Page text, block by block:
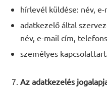
hírlevél küldése: név, e-
adatkezelő által
név, e-mail cím,
személyes
Az adatkezelés